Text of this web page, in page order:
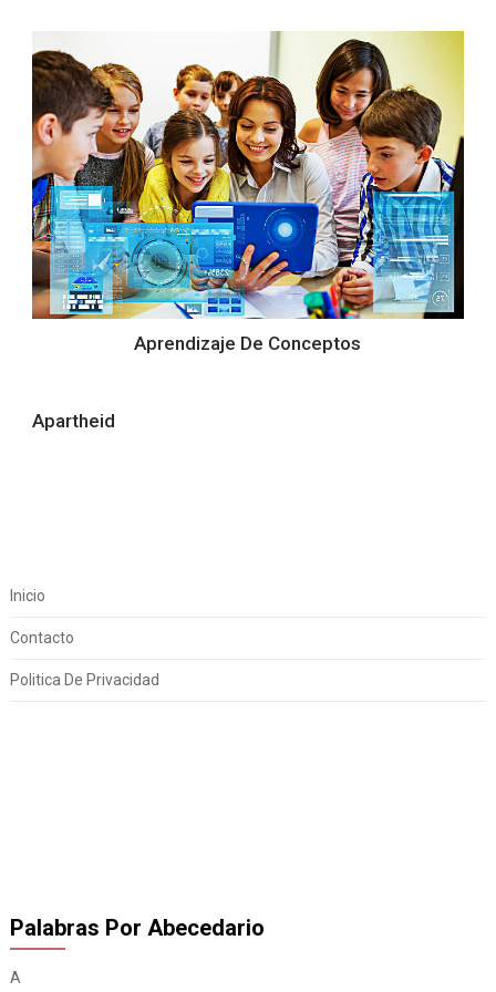
Aprendizaje De Conceptos
Apartheid
Inicio
Contacto
Politica De Privacidad
Palabras Por Abecedario
A